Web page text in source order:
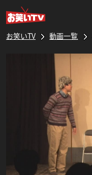
お笑いTV 動画一覧